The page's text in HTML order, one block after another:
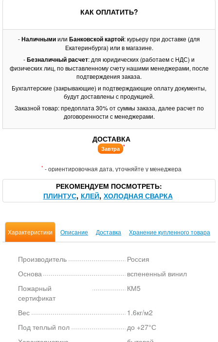
КАК ОПЛАТИТЬ?
-Наличнымиили Банковской картой: курьеру при доставке (для
Екатеринбурга) или в магазине.
-Безналичный расчет: для юридических (работаем с НДС) и
физических лиц, по выставленному счету нашими менеджерами, после
подтверждения заказа.
Бухгалтерские (закрывающие) и подтверждающие оплату документы,
будут доставлены с продукцией.
Заказной товар: предоплата 30% от суммы заказа, далее расчет по
договоренности с менеджерами.
ДОСТАВКА
Завтра *
* - ориентировочная дата, уточняйте у менеджера
РЕКОМЕНДУЕМ ПОСМОТРЕТЬ
ПЛИНТУС КЛЕЙ ХОЛОДНАЯ СВАРКА
Характеристики Описание Доставка Хранение купленного товара
Производитель
Россия
Основа
вспененный винил
Пожарный
сертификат
КМ5
Вес
1.6кг/м2
Под теплый пол
до +27°С